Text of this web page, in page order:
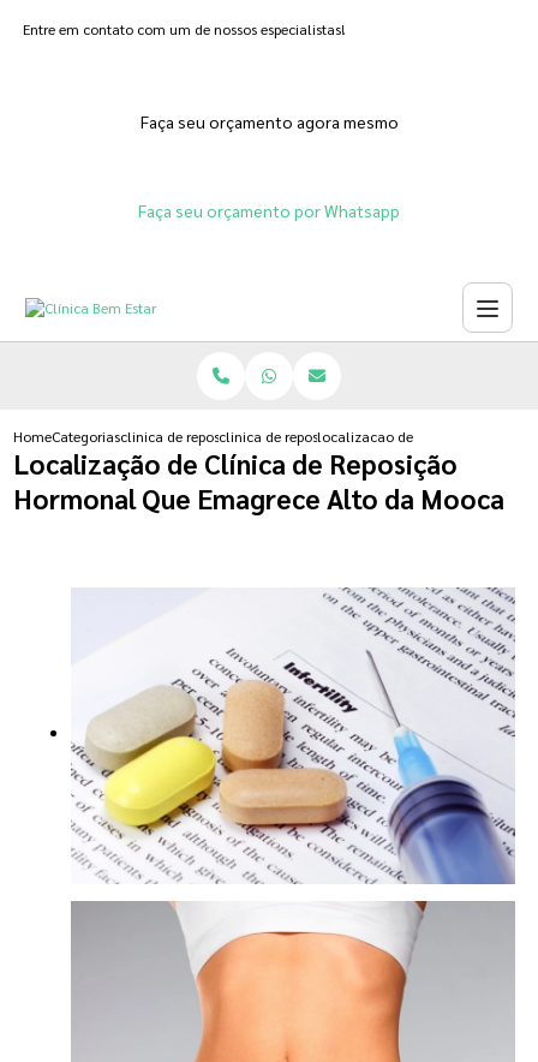
Entre em contato com um de nossos especialistas!
Faça seu orçamento agora mesmo
Faça seu orçamento por Whatsapp
HomeCategoriasclinica de reposicao hormonalclinica de reposicao hormonal para menopausa
localizacao de clinica de
Localização de Clínica de Reposição
Hormonal Que Emagrece Alto da Mooca